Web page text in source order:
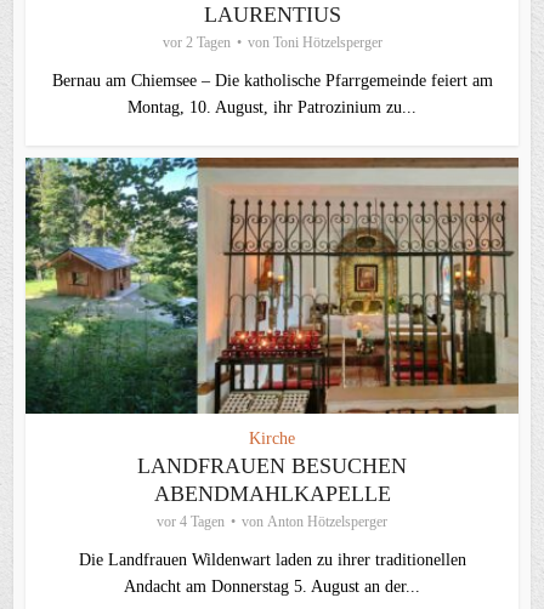
LAURENTIUS
vor 2 Tagen von Toni Hötzelsperger
Bernau am Chiemsee – Die katholische Pfarrgemeinde feiert am
Montag, 10. August, ihr Patrozinium zu...
Kirche
LANDFRAUEN BESUCHEN
ABENDMAHLKAPELLE
vor 4 Tagen von Anton Hötzelsperger
Die Landfrauen Wildenwart laden zu ihrer traditionellen
Andacht am Donnerstag 5. August an der...